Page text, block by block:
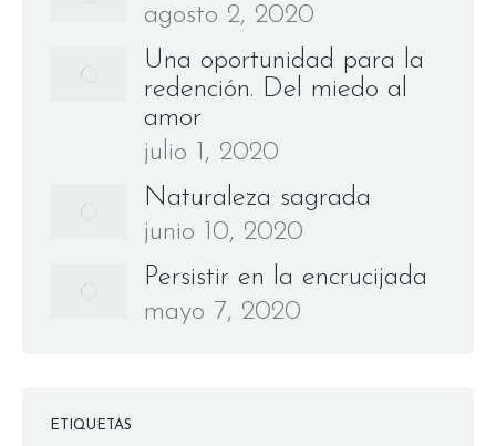
agosto 2, 2020
Una oportunidad para la
redención. Del miedo al
amor
julio 1, 2020
Naturaleza sagrada
junio 10, 2020
Persistir en la encrucijada
mayo 7, 2020
ETIQUETAS